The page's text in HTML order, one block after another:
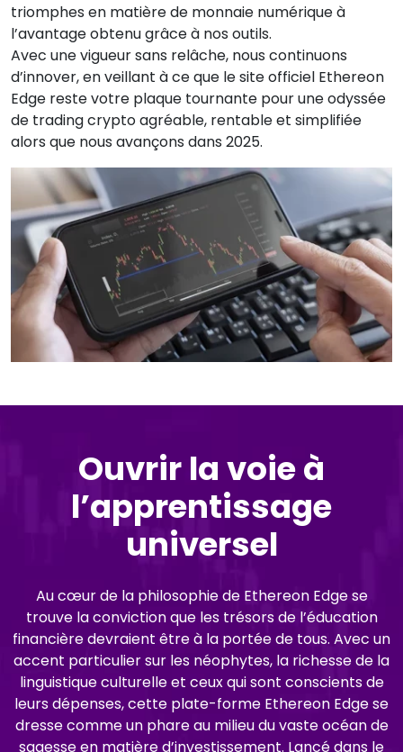
triomphes en matière de monnaie numérique à
l’avantage obtenu grâce à nos outils.
Avec une vigueur sans relâche, nous continuons
d’innover, en veillant à ce que le site officiel Ethereon
Edge reste votre plaque tournante pour une odyssée
de trading crypto agréable, rentable et simplifiée
alors que nous avançons dans 2025.
Ouvrir la voie à
l’apprentissage
universel
Au cœur de la philosophie de Ethereon Edge se
trouve la conviction que les trésors de l’éducation
financière devraient être à la portée de tous. Avec un
accent particulier sur les néophytes, la richesse de la
linguistique culturelle et ceux qui sont conscients de
leurs dépenses, cette plate-forme Ethereon Edge se
dresse comme un phare au milieu du vaste océan de
sagesse en matière d’investissement. Lancé dans le